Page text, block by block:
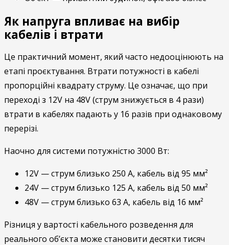
Як напруга впливає на вибір
кабелів і втрати
Це практичний момент, який часто недооцінюють на
етапі проєктування. Втрати потужності в кабелі
пропорційні квадрату струму. Це означає, що при
переході з 12V на 48V (струм знижується в 4 рази)
втрати в кабелях падають у 16 разів при однаковому
перерізі.
Наочно для системи потужністю 3000 Вт:
12V — струм близько 250 А, кабель від 95 мм²
24V — струм близько 125 А, кабель від 50 мм²
48V — струм близько 63 А, кабель від 16 мм²
Різниця у вартості кабельного розведення для
реального об’єкта може становити десятки тисяч